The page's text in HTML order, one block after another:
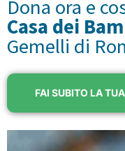
Dona ora e
Casa dei
Gemelli di
FAI SUBITO LA